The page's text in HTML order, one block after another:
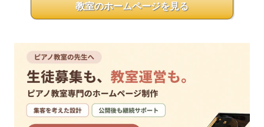
教室のホームページを見る